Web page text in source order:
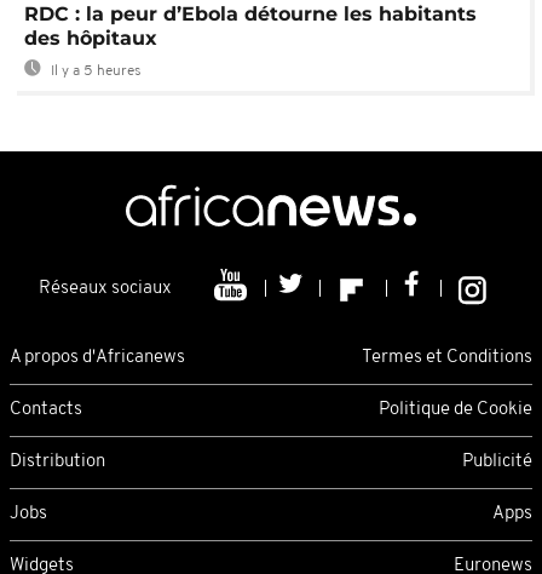
RDC : la peur d’Ebola détourne les habitants
des hôpitaux
Il y a 5 heures
Réseaux sociaux
A propos d'Africanews Termes et Conditions
Contacts Politique de Cookie
Distribution Publicité
Jobs Apps
Widgets Euronews